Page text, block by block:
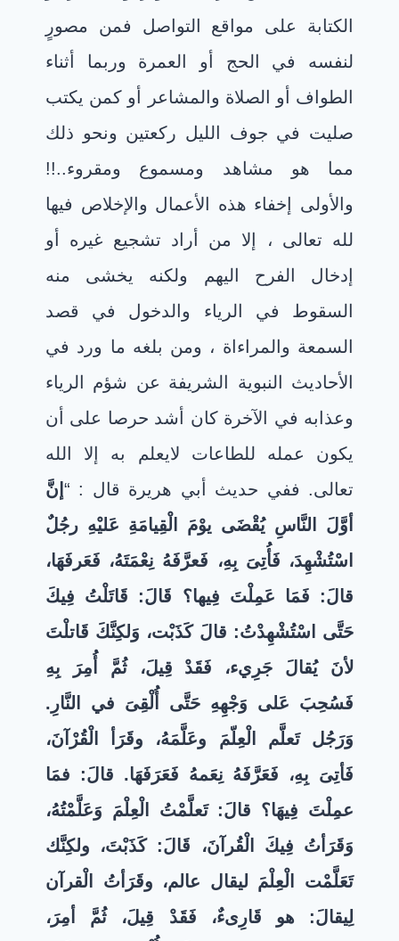
الكتابة على مواقع التواصل فمن مصورٍ
لنفسه في الحج أو العمرة وربما أثناء
الطواف أو الصلاة والمشاعر أو كمن يكتب
صليت في جوف الليل ركعتين ونحو ذلك
مما هو مشاهد ومسموع ومقروء..!!
والأولى إخفاء هذه الأعمال والإخلاص فيها
لله تعالى ، إلا من أراد تشجيع غيره أو
إدخال الفرح اليهم ولكنه يخشى منه
السقوط في الرياء والدخول في قصد
السمعة والمراءاة ، ومن بلغه ما ورد في
الأحاديث النبوية الشريفة عن شؤم الرياء
وعذابه في الآخرة كان أشد حرصا على أن
يكون عمله للطاعات لايعلم به إلا الله
تعالى. ففي حديث أبي هريرة قال : “ إنَّ
أوَّلَ النَّاسِ يُقْضَى يوْمَ الْقِيامَةِ عَليْهِ رجُلٌ
اسْتُشْهِدَ، فَأُتِىَ بِهِ، فَعرَّفَهُ نِعْمَتَهُ، فَعَرفَهَا،
قالَ: فَمَا عَمِلْتَ فِيها؟ قَالَ: قَاتَلْتُ فِيكَ
حَتَّى اسْتُشْهِدْتُ: قالَ كَذَبْت، وَلكِنَّكَ قَاتلْتَ
لأنَ يُقالَ جَرِيء، فَقَدْ قِيلَ، ثُمَّ أُمِرَ بِهِ
فَسُحِبَ عَلى وَجْهِهِ حَتَّى أُلْقِىَ في النَّارِ.
وَرَجُل تَعلَّم الْعِلّمَ وعَلَّمَهُ، وقَرَأ الْقُرْآنَ،
فَأتِىَ بِهِ، فَعَرَّفَهُ نِعَمهُ فَعَرَفَهَا. قالَ: فمَا
عمِلْتَ فِيهَا؟ قالَ: تَعلَّمْتُ الْعِلْمَ وَعَلَّمْتُهُ،
وَقَرَأتُ فِيكَ الْقُرآنَ، قَالَ: كَذَبْتَ، ولكِنَّك
تَعَلَّمْت الْعِلْمَ ليقال عالم، وقَرَأتُ الْقرآن
لِيقالَ: هو قَارِىءٌ، فَقَدْ قِيلَ، ثُمَّ أمِرَ،